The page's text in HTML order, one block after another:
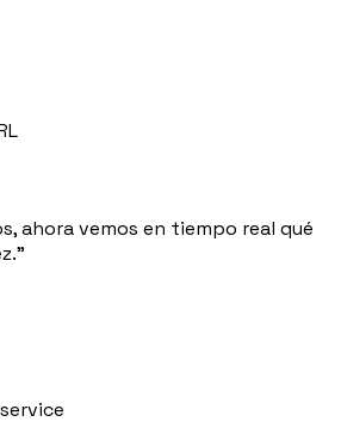
ahora vemos en tiempo real qué